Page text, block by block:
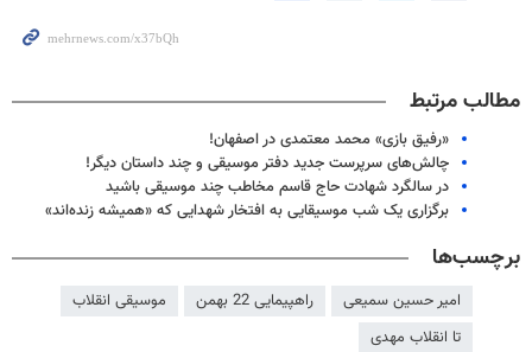
مطالب مرتبط
«رفیق بازی» محمد معتمدی در اصفهان!
چالش‌های سرپرست جدید دفتر موسیقی و چند داستان دیگر!
در سالگرد شهادت حاج قاسم مخاطب چند موسیقی باشید
برگزاری یک شب موسیقایی به افتخار شهدایی که «همیشه زنده‌اند»
برچسب‌ها
امیر حسین سمیعی راهپیمایی 22 بهمن
موسیقی انقلاب
تا انقلاب مهدی